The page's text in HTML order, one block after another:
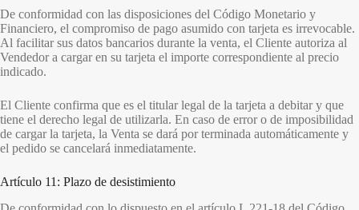
De conformidad con las disposiciones del Código Monetario y
Financiero, el compromiso de pago asumido con tarjeta es irrevocable.
Al facilitar sus datos bancarios durante la venta, el Cliente autoriza al
Vendedor a cargar en su tarjeta el importe correspondiente al precio
indicado.
El Cliente confirma que es el titular legal de la tarjeta a debitar y que
tiene el derecho legal de utilizarla. En caso de error o de imposibilidad
de cargar la tarjeta, la Venta se dará por terminada automáticamente y
el pedido se cancelará inmediatamente.
Artículo 11: Plazo de desistimiento